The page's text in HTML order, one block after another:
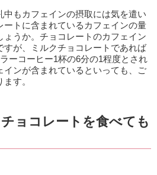
もカフェインの摂取には気を遣い
ートに含まれているカフェインの量
ょうか。チョコレートのカフェイン
すが、ミルクチョコレートであれば
ーコーヒー1杯の6分の1程度とされ
インが含まれているといっても、ご
す。
ョコレートを食べても